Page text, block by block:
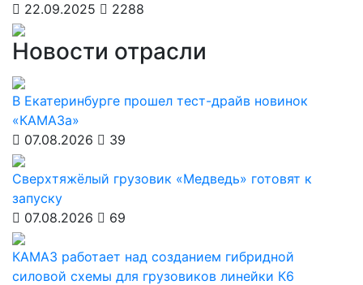
22.09.2025
2288
Новости отрасли
В Екатеринбурге прошел тест-драйв новинок
«КАМАЗа»
07.08.2026
39
Сверхтяжёлый грузовик «Медведь» готовят к
запуску
07.08.2026
69
КАМАЗ работает над созданием гибридной
силовой схемы для грузовиков линейки К6